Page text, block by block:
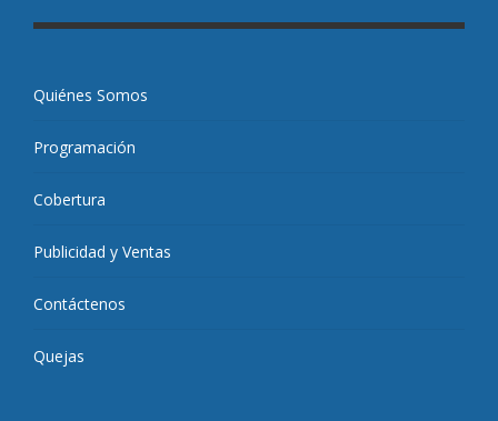
Quiénes Somos
Programación
Cobertura
Publicidad y Ventas
Contáctenos
Quejas